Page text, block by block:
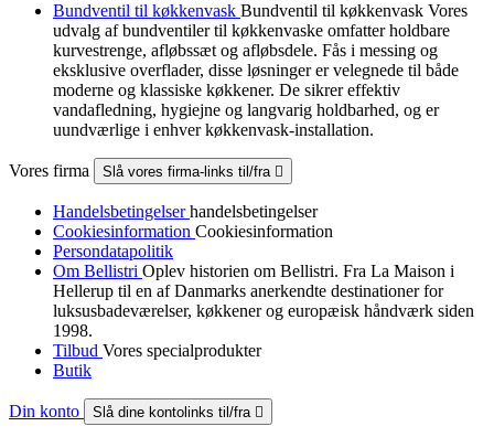
Bundventil til køkkenvask Bundventil til køkkenvask Vores
udvalg af bundventiler til køkkenvaske omfatter holdbare
kurvestrenge, afløbssæt og afløbsdele. Fås i messing og
eksklusive overflader, disse løsninger er velegnede til både
moderne og klassiske køkkener. De sikrer effektiv
vandafledning, hygiejne og langvarig holdbarhed, og er
uundværlige i enhver køkkenvask-installation.
Vores firma Slå vores firma-links til/fra 
Handelsbetingelserhandelsbetingelser
Cookiesinformation Cookiesinformation
Persondatapolitik
Om Bellistri Oplev historien om Bellistri. Fra La Maison i
Hellerup til en af Danmarks anerkendte destinationer for
luksus­badeværelser, køkkener og europæisk håndværk siden
1998.
Tilbud Vores specialprodukter
Butik
Din konto Slå dine kontolinks til/fra 